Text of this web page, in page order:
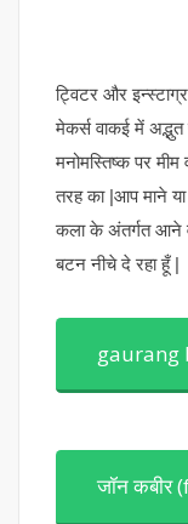
ट्विटर और
मेकर्स वाकई में अद्भुत
मनोमस्तिष्क पर
तरह का |आप माने या
कला के अंतर्गत आने
बटन नीचे दे रहा हूँ |
gaurang
जॉन कबीर